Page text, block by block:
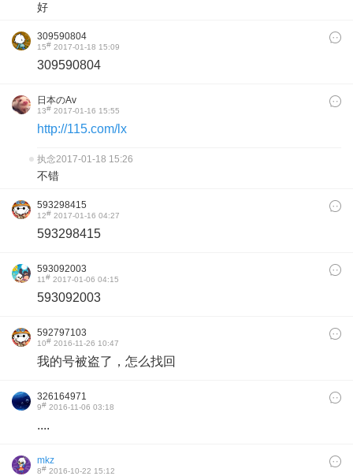
好
309590804
15# 2017-01-18 15:09
309590804
日本のAv
13# 2017-01-16 15:55
http://115.com/lx
执念2017-01-18 15:26
不错
593298415
12# 2017-01-16 04:27
593298415
593092003
11# 2017-01-06 04:15
593092003
592797103
10# 2016-11-26 10:47
我的号被盗了，怎么找回
326164971
9# 2016-11-06 03:18
....
mkz
8# 2016-10-22 15:12